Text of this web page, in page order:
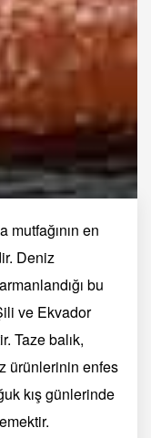
en
Deniz
bu
ve Ekvador
Taze balık,
ürünlerinin enfes
kış günlerinde